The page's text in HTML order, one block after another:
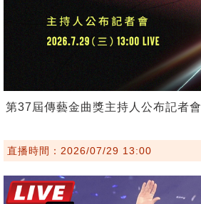
第37屆傳藝金曲獎主持人公布記者會
直播時間：2026/07/29 13:00